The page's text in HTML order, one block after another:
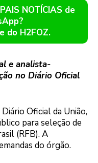
NOTÍCIAS de
do H2FOZ.
e analista-
no Diário Oficial
Oficial da União,
para seleção de
(RFB). A
do órgão.